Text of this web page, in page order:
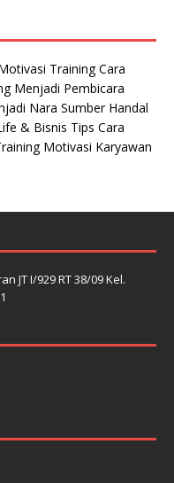
Training Cara
Menjadi Pembicara
Nara Sumber Handal
& Bisnis Tips Cara
Motivasi Karyawan
JT I/929 RT 38/09 Kel.